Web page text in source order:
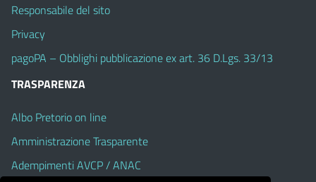
Responsabile del sito
Privacy
pagoPA – Obblighi pubblicazione ex art. 36 D.Lgs. 33/13
TRASPARENZA
Albo Pretorio on line
Amministrazione Trasparente
Adempimenti AVCP / ANAC